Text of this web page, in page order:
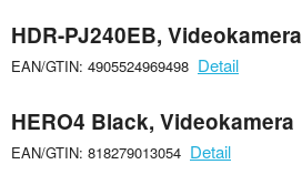
HDR-PJ240EB, Videokamera
EAN/GTIN: 4905524969498 Detail
HERO4 Black, Videokamera
EAN/GTIN: 818279013054 Detail